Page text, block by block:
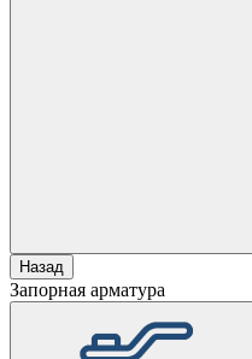
Назад
Запорная арматура